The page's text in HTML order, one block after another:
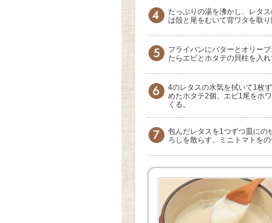
たっぷりの湯を沸かし、レタ
は殻と尾をむいて背ワタを取
フライパンにバターとオリー
たらエビとホタテの貝柱を入
4のレタスの水気を拭いて1枚
めたホタテ2個、エビ1尾をホ
くる。
包んだレタスを1つずつ皿にの
ろしを散らす。ミニトマトを